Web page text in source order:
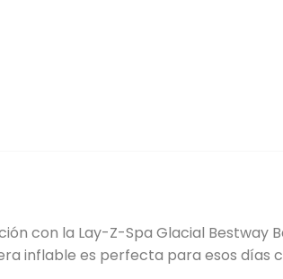
con la Lay-Z-Spa Glacial Bestway
inflable es perfecta para esos días